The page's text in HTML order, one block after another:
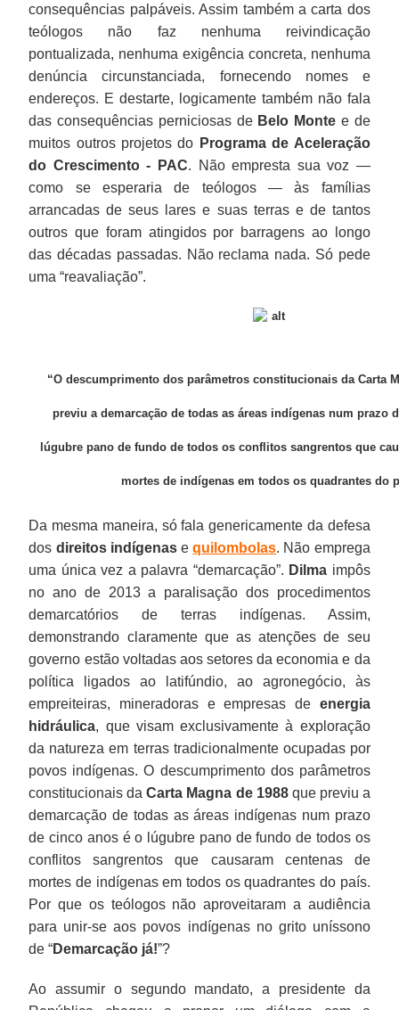
consequências palpáveis. Assim também a carta dos
teólogos não faz nenhuma reivindicação
pontualizada, nenhuma exigência concreta, nenhuma
denúncia circunstanciada, fornecendo nomes e
endereços. E destarte, logicamente também não fala
das consequências perniciosas de Belo Monte e de
muitos outros projetos do Programa de Aceleração
do Crescimento - PAC. Não empresta sua voz —
como se esperaria de teólogos — às famílias
arrancadas de seus lares e suas terras e de tantos
outros que foram atingidos por barragens ao longo
das décadas passadas. Não reclama nada. Só pede
uma “reavaliação”.
“O descumprimento dos parâmetros constitucionais da Carta
previu a demarcação de todas as áreas indígenas num prazo
lúgubre pano de fundo de todos os conflitos sangrentos que
mortes de indígenas em todos os quadrantes do
Da mesma maneira, só fala genericamente da defesa
dos direitos indígenasequilombolas. Não emprega
uma única vez a palavra “demarcação”. Dilma impôs
no ano de 2013 a paralisação dos procedimentos
demarcatórios de terras indígenas. Assim,
demonstrando claramente que as atenções de seu
governo estão voltadas aos setores da economia e da
política ligados ao latifúndio, ao agronegócio, às
empreiteiras, mineradoras e empresas de energia
hidráulica, que visam exclusivamente à exploração
da natureza em terras tradicionalmente ocupadas por
povos indígenas. O descumprimento dos parâmetros
constitucionais daCarta Magna de 1988que previu a
demarcação de todas as áreas indígenas num prazo
de cinco anos é o lúgubre pano de fundo de todos os
conflitos sangrentos que causaram centenas de
mortes de indígenas em todos os quadrantes do país.
Por que os teólogos não aproveitaram a audiência
para unir-se aos povos indígenas no grito uníssono
de “Demarcação já!”?
Ao assumir o segundo mandato, a presidente da